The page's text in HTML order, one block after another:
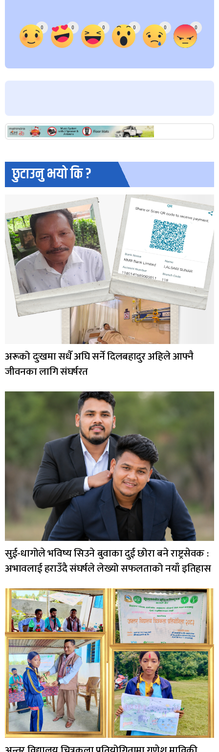
0 0 0 0 0 0
छुटाउनु भयो कि ?
अरूको दुःखमा सधैँ अघि सर्ने दिलबहादुर अहिले आफ्नै
जीवनका लागि संघर्षरत
सुई-धागोले भविष्य सिउने बुवाका दुई छोरा बने राष्ट्रसेवक :
अभावलाई हराउँदै संघर्षले लेख्यो सफलताको नयाँ इतिहास